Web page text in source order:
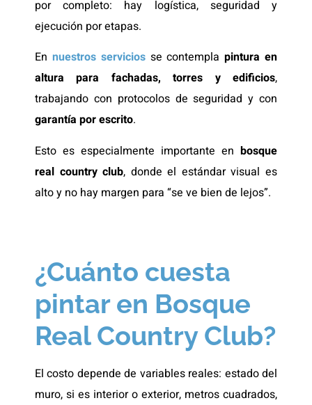
por completo: hay logística, seguridad y
ejecución por etapas.
En nuestros servicios se contemplapintura en
altura para fachadas, torres y edificios,
trabajando con protocolos de seguridad y con
garantía por escrito.
Esto es especialmente importante en bosque
real country club, donde el estándar visual es
alto y no hay margen para “se ve bien de lejos”.
¿Cuánto cuesta
pintar en Bosque
Real Country Club?
El costo depende de variables reales: estado del
muro, si es interior o exterior, metros cuadrados,